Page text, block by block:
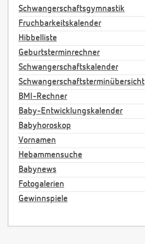
Schwangerschaftsgymnastik
Fruchbarkeitskalender
Hibbelliste
Geburtsterminrechner
Schwangerschaftskalender
Schwangerschaftsterminübersicht
BMI-Rechner
Baby-Entwicklungskalender
Babyhoroskop
Vornamen
Hebammensuche
Babynews
Fotogalerien
Gewinnspiele